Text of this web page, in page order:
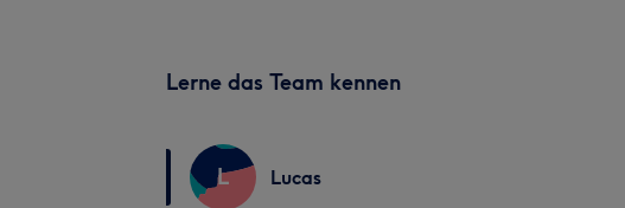
Lerne das Team kennen
L Lucas